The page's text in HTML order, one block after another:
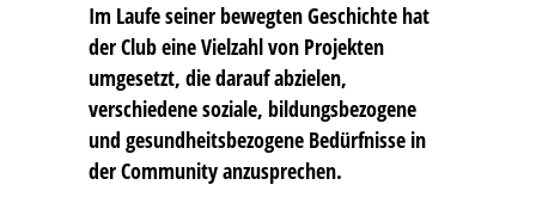
Im Laufe seiner bewegten Geschichte hat
der Club eine Vielzahl von Projekten
umgesetzt, die darauf abzielen,
verschiedene soziale, bildungsbezogene
und gesundheitsbezogene Bedürfnisse in
der Community anzusprechen.